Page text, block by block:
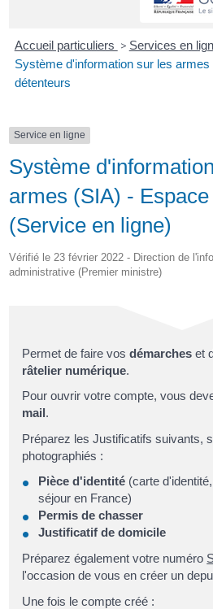
Accueil particuliers > Services en
Système d'information sur les
détenteurs
Service en ligne
Système
armes (SIA) -
(Service en ligne)
Vérifié le 23 février 2022 - Direction de
administrative (Premier ministre)
Permet de faire vosdémarches et
râtelier numérique.
Pour ouvrir votre compte, vous
mail.
Préparez les Justificatifs suivants,
photographiés :
Pièce d'identité (carte
séjour en France)
Permis de chasser
Justificatif de domicile
Préparez également votre numéro
l'occasion de vous en créer un
Une fois le compte créé :